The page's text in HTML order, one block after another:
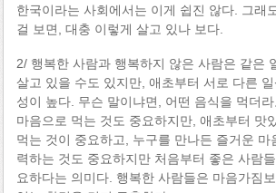
한국이라는 사회에서는 이게 쉽진 않다. 그래
걸 보면, 대충 이렇게 살고 있나 보다.
2/ 행복한 사람과 행복하지 않은 사람은 같은
살고 있을 수도 있지만, 애초부터 서로 다른
성이 높다. 무슨 말이냐면, 어떤 음식을 먹더
마음으로 먹는 것도 중요하지만, 애초부터 맛
먹는 것이 중요하고, 누구를 만나든 즐거운 마
력하는 것도 중요하지만 처음부터 좋은 사람
요하다는 의미다. 행복한 사람들은 마음가짐